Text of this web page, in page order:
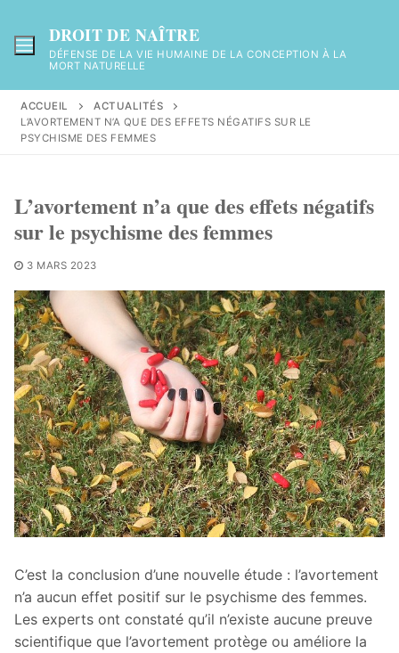
au
contenu
DROIT DE NAÎTRE
DÉFENSE DE LA VIE HUMAINE DE LA CONCEPTION À LA
MORT NATURELLE
ACCUEIL
ACTUALITÉS
L’AVORTEMENT N’A QUE DES EFFETS NÉGATIFS SUR LE
PSYCHISME DES FEMMES
L’avortement n’a que des effets négatifs
sur le psychisme des femmes
3 MARS 2023
C’est la conclusion d’une nouvelle étude : l’avortement
n’a aucun effet positif sur le psychisme des femmes.
Les experts ont constaté qu’il n’existe aucune preuve
scientifique que l’avortement protège ou améliore la